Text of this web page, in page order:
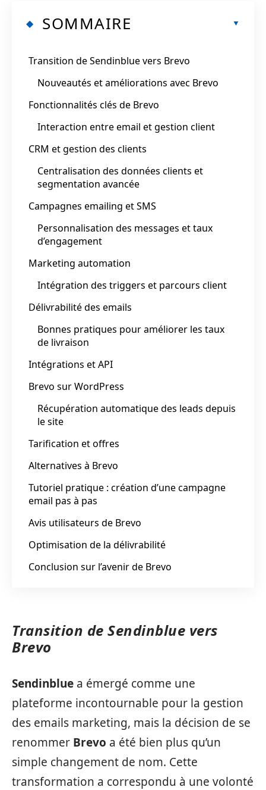
SOMMAIRE
Transition de Sendinblue vers Brevo
Nouveautés et améliorations avec Brevo
Fonctionnalités clés de Brevo
Interaction entre email et gestion client
CRM et gestion des clients
Centralisation des données clients et
segmentation avancée
Campagnes emailing et SMS
Personnalisation des messages et taux
d’engagement
Marketing automation
Intégration des triggers et parcours client
Délivrabilité des emails
Bonnes pratiques pour améliorer les taux
de livraison
Intégrations et API
Brevo sur WordPress
Récupération automatique des leads depuis
le site
Tarification et offres
Alternatives à Brevo
Tutoriel pratique : création d’une campagne
email pas à pas
Avis utilisateurs de Brevo
Optimisation de la délivrabilité
Conclusion sur l’avenir de Brevo
Transition de Sendinblue vers
Brevo
Sendinblue a émergé comme une
plateforme incontournable pour la gestion
des emails marketing, mais la décision de se
renommer Brevo a été bien plus qu’un
simple changement de nom. Cette
transformation a correspondu à une volonté